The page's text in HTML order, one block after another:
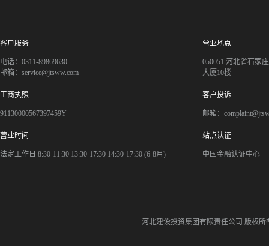
客户服务
电话：0311-89869630
邮箱：service@jtsww.com
营业地点
050051 河北省石家
大厦10楼
工商执照
91130000567397459Y
客户投诉
邮箱：
营业时间
法定工作日 8:30-11:30 13:30-17:30 14:30-17:30 (6-8月)
站点认证
中国金融认证中心
河北建设投资集团有限责任公司 版权所